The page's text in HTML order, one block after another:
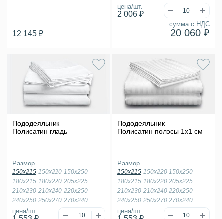
12 145 ₽
цена/шт.
2 006 ₽
сумма с НДС
20 060 ₽
Пододеяльник
Полисатин гладь
цена/шт.
Размер
150х215 150х220 150х250
180х215 180х220 205х225
210х230 210х240 220х250
240х250 250х270 270х240
Пододеяльник
Полисатин полосы 1х1 см
цена/шт.
Размер
150х215 150х220 150х250
180х215 180х220 205х225
210х230 210х240 220х250
240х250 250х270 270х240